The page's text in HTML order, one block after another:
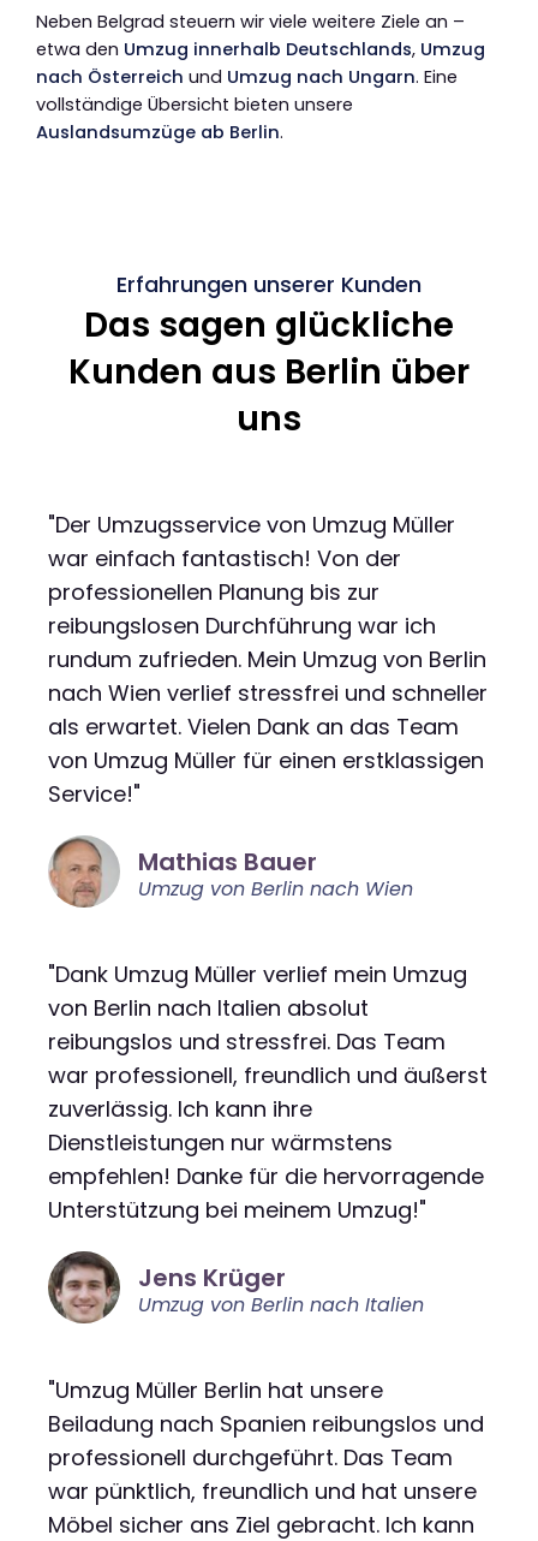
Neben Belgrad steuern wir viele weitere Ziele an –
etwa den Umzug innerhalb Deutschlands, Umzug
nach Österreich und Umzug nach Ungarn. Eine
vollständige Übersicht bieten unsere
Auslandsumzüge ab Berlin.
Erfahrungen unserer Kunden
Das sagen glückliche
Kunden aus Berlin über
uns
"Der Umzugsservice von Umzug Müller
war einfach fantastisch! Von der
professionellen Planung bis zur
reibungslosen Durchführung war ich
rundum zufrieden. Mein Umzug von Berlin
nach Wien verlief stressfrei und schneller
als erwartet. Vielen Dank an das Team
von Umzug Müller für einen erstklassigen
Service!"
Mathias Bauer
Umzug von Berlin nach Wien
"Dank Umzug Müller verlief mein Umzug
von Berlin nach Italien absolut
reibungslos und stressfrei. Das Team
war professionell, freundlich und äußerst
zuverlässig. Ich kann ihre
Dienstleistungen nur wärmstens
empfehlen! Danke für die hervorragende
Unterstützung bei meinem Umzug!"
Jens Krüger
Umzug von Berlin nach Italien
"Umzug Müller Berlin hat unsere
Beiladung nach Spanien reibungslos und
professionell durchgeführt. Das Team
war pünktlich, freundlich und hat unsere
Möbel sicher ans Ziel gebracht. Ich kann